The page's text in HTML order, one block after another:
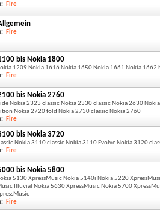
Fire
Fire
bis Nokia 1800
1209 Nokia 1616 Nokia 1650 Nokia 1661 Nokia 1662
Fire
bis Nokia 2760
Nokia 2323 classic Nokia 2330 classic Nokia 2630
Nokia 2720 fold Nokia 2730 classic Nokia 2760
Fire
bis Nokia 3720
Nokia 3110 classic Nokia 3110 Evolve Nokia 3120
Fire
bis Nokia 5800
5130 XpressMusic Nokia 5140i Nokia 5220
Illuvial Nokia 5630 XpressMusic Nokia 5700
Fire